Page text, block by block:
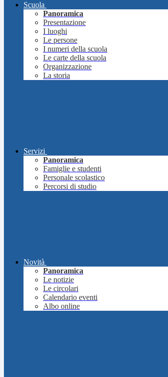
Scuola
Panoramica
Presentazione
I luoghi
Le persone
I numeri della scuola
Le carte della scuola
Organizzazione
La storia
Servizi
Panoramica
Famiglie e studenti
Personale scolastico
Percorsi di studio
Novità
Panoramica
Le notizie
Le circolari
Calendario eventi
Albo online